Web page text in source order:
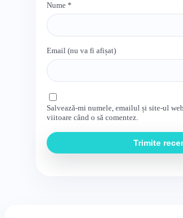
Nume *
Email (nu va fi afișat)
Salvează-mi numele, emailul și site-ul
viitoare când o să comentez.
Trimite